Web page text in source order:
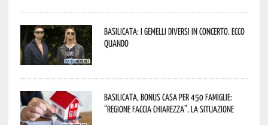
Basilicata: i Gemelli DiVersi in concerto. Ecco
quando
Basilicata, Bonus casa per 450 famiglie:
“Regione faccia chiarezza”. La situazione